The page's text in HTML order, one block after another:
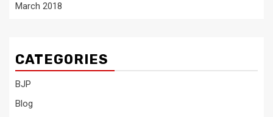
March 2018
CATEGORIES
BJP
Blog